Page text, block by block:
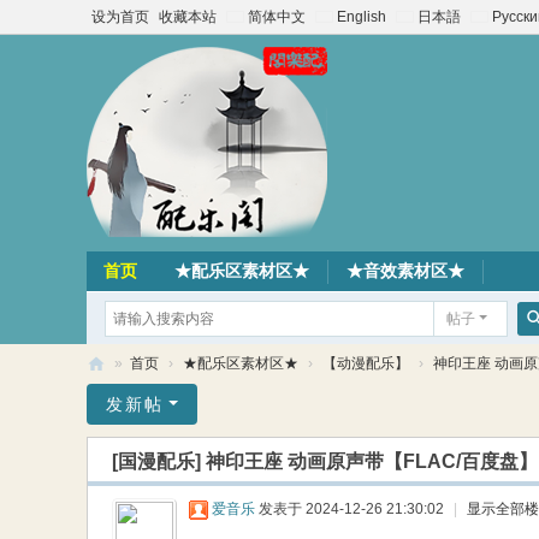
设为首页 收藏本站 简体中文 English 日本語
首页 ★配乐区素材区★ ★音效素材区★
帖子
乐
» 首页 › ★配乐区素材区★ › 【动漫配乐】 › 神印王座 动画
发新帖
[国漫配乐] 神印王座 动画原声带【FLAC/百度盘】
爱音乐 发表于 2024-12-26 21:30:02 显示全部